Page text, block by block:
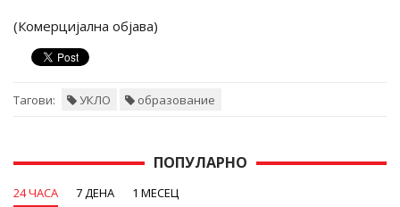
(Комерцијална објава)
Тагови: УКЛО образование
ПОПУЛАРНО
24 ЧАСА 7 ДЕНА 1 МЕСЕЦ